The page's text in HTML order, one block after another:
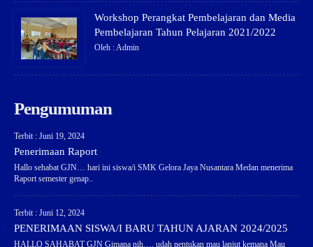
Workshop Perangkat Pembelajaran dan Media
Pembelajaran Tahun Pelajaran 2021/2022
Oleh : Admin
Pengumuman
Terbit : Juni 19, 2024
Penerimaan Raport
Hallo sehabat GJN… hari ini siswa/i SMK Gelora Jaya Nusantara Medan menerima
Raport semester genap..
Terbit : Juni 12, 2024
PENERIMAAN SISWA/I BARU TAHUN AJARAN 2024/2025
HALLO SAHABAT GJN Gimana nih…. udah nentukan mau lanjut kemana Mau